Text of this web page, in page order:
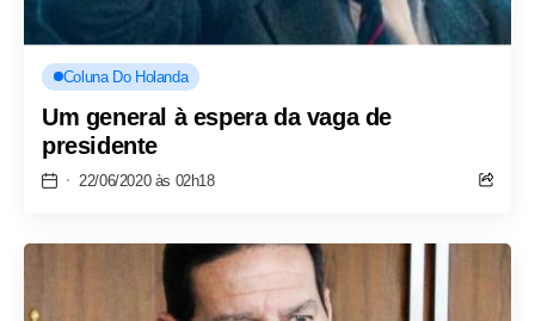
Coluna Do Holanda
Um general à espera da vaga de
presidente
22/06/2020 às 02h18